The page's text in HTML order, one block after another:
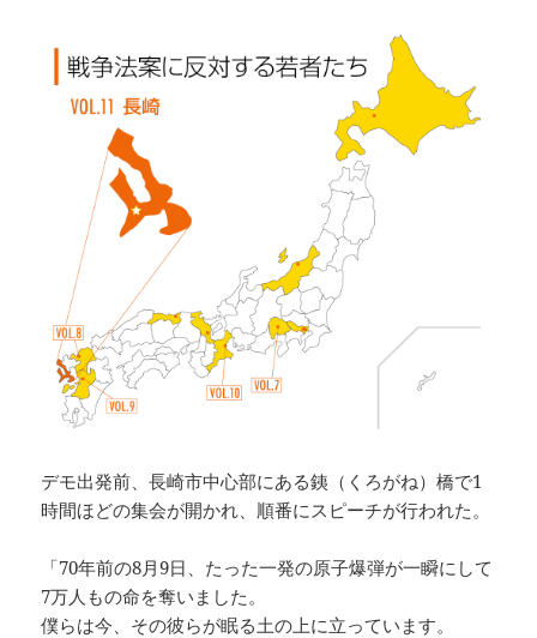
デモ出発前、長崎市中心部にある銕（くろがね）橋で1
時間ほどの集会が開かれ、順番にスピーチが行われた。
「70年前の8月9日、たった一発の原子爆弾が一瞬にして
7万人もの命を奪いました。
僕らは今、その彼らが眠る土の上に立っています。